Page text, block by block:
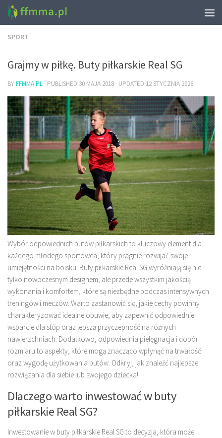
SPORT
Grajmy w piłkę. Buty piłkarskie Real SG
BYFFMMA.PL · PUBLISHED 30 MAJA 2018 · UPDATED 12 STYCZNIA 2026
Wybór odpowiednich butów piłkarskich to kluczowy element dla
każdego młodego sportowca, który pragnie rozwijać swoje
umiejętności na boisku. Buty piłkarskie Real SG wyróżniają się nie
tylko nowoczesnym designem, ale przede wszystkim jakością
wykonania i komfortem, które są niezbędne podczas intensywnych
treningów i meczów. Warto zastanowić się, jakie cechy powinny
charakteryzować idealne obuwie, aby zapewnić odpowiednie
wsparcie dla stóp oraz lepszą przyczepność na różnych
nawierzchniach. Dodatkowo, odpowiednia pielęgnacja i dobór
rozmiaru to aspekty, które mogą znacząco wpłynąć na trwałość
oraz wygodę użytkowania butów. Odkryj, jak znaleźć najlepsze
rozwiązania dla siebie lub swojego dziecka!
Dlaczego warto inwestować w buty
piłkarskie Real SG?
Inwestowanie w buty piłkarskie Real SG to decyzja, która może